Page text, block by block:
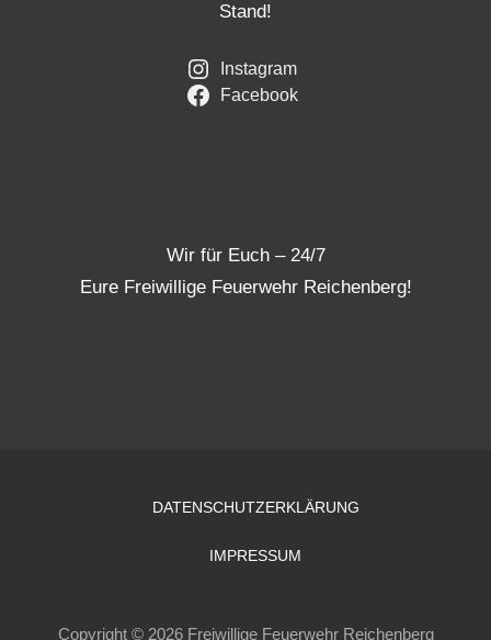
Stand!
Instagram
Facebook
Wir für Euch – 24/7
Eure Freiwillige Feuerwehr Reichenberg!
DATENSCHUTZERKLÄRUNG
IMPRESSUM
Copyright © 2026 Freiwillige Feuerwehr Reichenberg